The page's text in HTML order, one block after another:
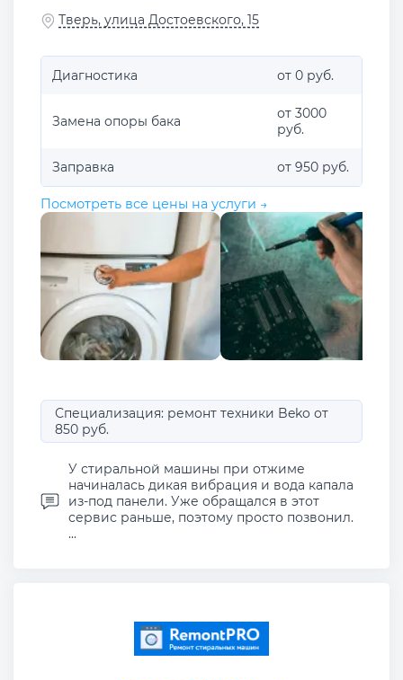
Тверь, улица Достоевского, 15
Диагностика от 0 руб.
Замена опоры бака
от 3000
руб.
Заправка от 950 руб.
Посмотреть все цены на услуги →
Специализация: ремонт техники Beko от
850 руб.
У стиральной машины при отжиме
начиналась дикая вибрация и вода капала
из-под панели. Уже обращался в этот
сервис раньше, поэтому просто позвонил.
...